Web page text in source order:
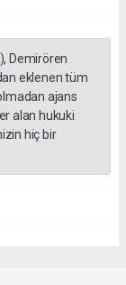
Demirören
eklenen tüm
ajans
alan hukuki
hiç bir